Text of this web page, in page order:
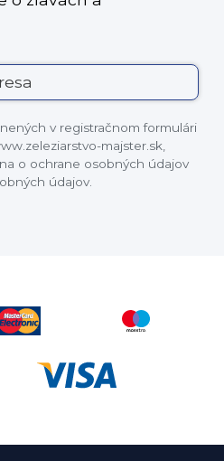
v registračnom formulári
majster.sk,
o ochrane osobných údajov
údajov.